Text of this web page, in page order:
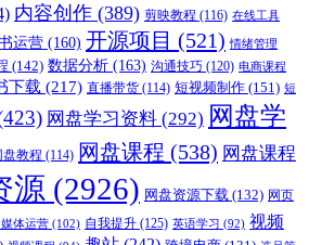
内容创作 (389) 剪映教程 (116) 在线工具
运营 (160) 开源项目 (521) 情绪管理
(142) 数据分析 (163) 沟通技巧 (120) 电商课程
下载 (217) 直播带货 (114) 短视频制作 (151) 短
网盘学习资料 (292) 网盘学
盘教程 (114) 网盘课程 (538) 网盘课程
源 (2926) 网盘资源下载 (132) 网页
媒体运营 (102) 自我提升 (125) 英语学习 (92) 视频